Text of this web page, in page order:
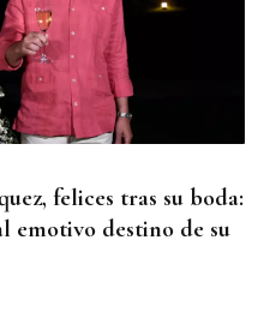
felices tras su boda:
emotivo destino de su